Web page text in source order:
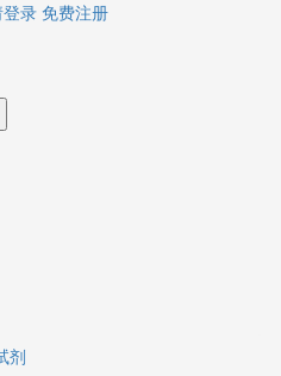
录 免费注册
剂